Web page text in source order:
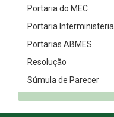
Portaria do MEC
Portaria Interministerial
Portarias ABMES
Resolução
Súmula de Parecer